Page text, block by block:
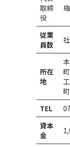
取締
役
従業
員数
所在
地
TEL
資本
金